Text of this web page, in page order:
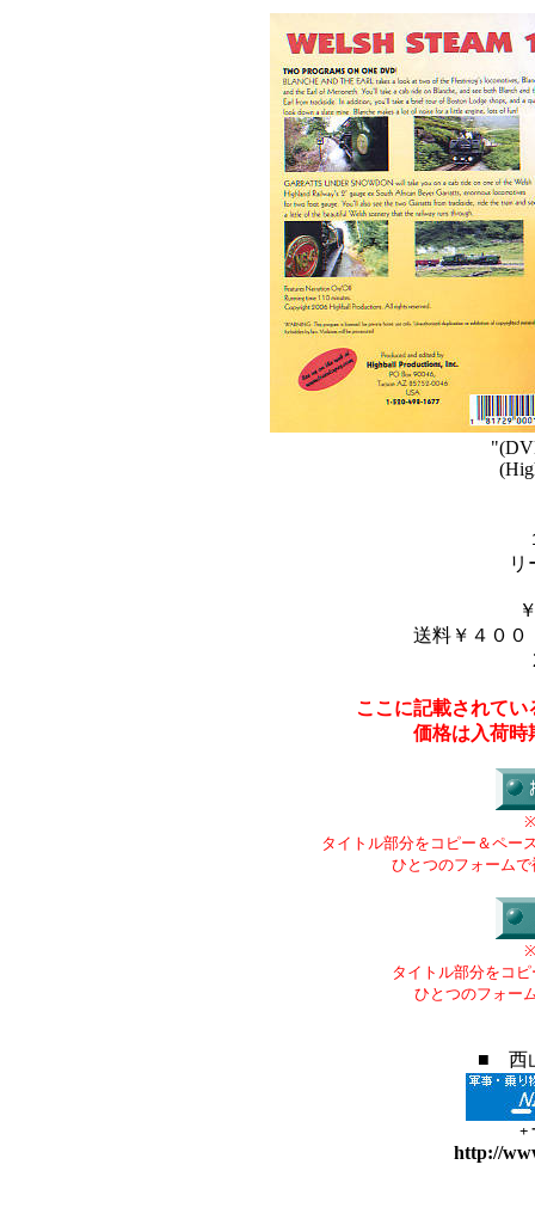
リ
送料￥４００
ここに記載されて
価格は入荷時
タイトル部分をコピー＆ペー
ひとつのフォーム
タイトル部分をコ
ひとつのフォー
■ 西
+
http://